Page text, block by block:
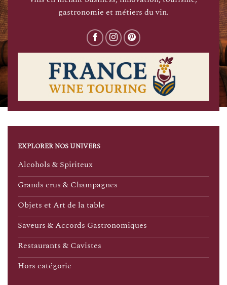
gastronomie et métiers du vin.
EXPLORER NOS UNIVERS
Alcohols & Spiriteux
Grands crus & Champagnes
Objets et Art de la table
Saveurs & Accords Gastronomiques
Restaurants & Cavistes
Hors catégorie